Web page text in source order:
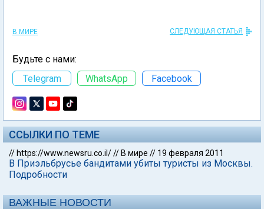
В МИРЕ СЛЕДУЮЩАЯ СТАТЬЯ
Будьте с нами:
Telegram
WhatsApp Facebook
ССЫЛКИ ПО ТЕМЕ
// https://www.newsru.co.il/// В мире // 19 февраля 2011
В Приэльбрусье бандитами убиты туристы из Москвы.
Подробности
ВАЖНЫЕ НОВОСТИ